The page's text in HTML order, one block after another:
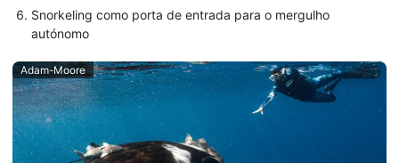
Snorkeling como porta de entrada para o mergulho
autónomo
Adam-Moore